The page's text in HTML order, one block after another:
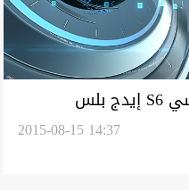
سامسونج تكشف عن غالاكسي S6 إيدج بلس
2015-08-15 14:37